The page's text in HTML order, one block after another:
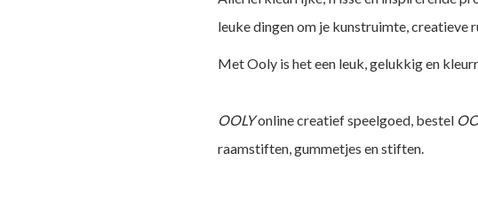
leuke dingen om je kunstruimte,
Met Ooly is het een leuk, gelukkig en
OOLYonline creatief speelgoed, bestel
raamstiften, gummetjes en stiften.